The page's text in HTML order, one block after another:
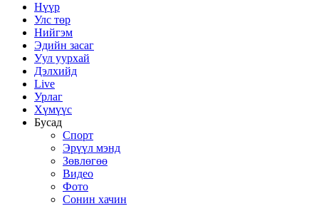
Нүүр
Улс төр
Нийгэм
Эдийн засаг
Уул уурхай
Дэлхийд
Live
Урлаг
Хүмүүс
Бусад
Спорт
Эрүүл мэнд
Зөвлөгөө
Видео
Фото
Сонин хачин